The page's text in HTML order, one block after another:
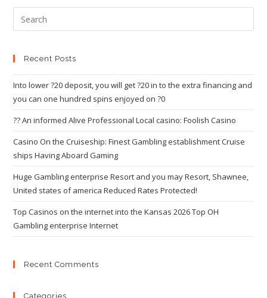
Recent Posts
Into lower ?20 deposit, you will get ?20 in to the extra financing and
you can one hundred spins enjoyed on ?0
?? An informed Alive Professional Local casino: Foolish Casino
Casino On the Cruiseship: Finest Gambling establishment Cruise
ships Having Aboard Gaming
Huge Gambling enterprise Resort and you may Resort, Shawnee,
United states of america Reduced Rates Protected!
Top Casinos on the internet into the Kansas 2026 Top OH
Gambling enterprise Internet
Recent Comments
Categories